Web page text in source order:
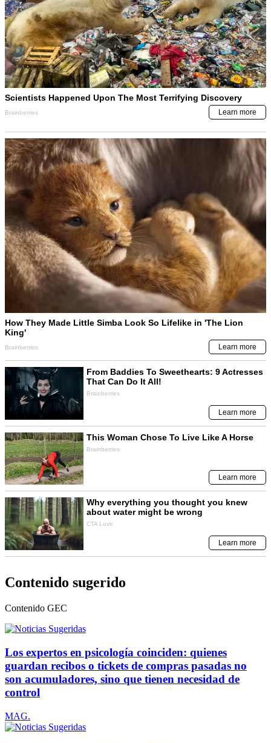
Contenido sugerido
Contenido GEC
Los expertos en psicología coinciden: quienes
guardan recibos o tickets de compras pasadas no
son acumuladores, sino que tienen necesidad de
control
MAG.